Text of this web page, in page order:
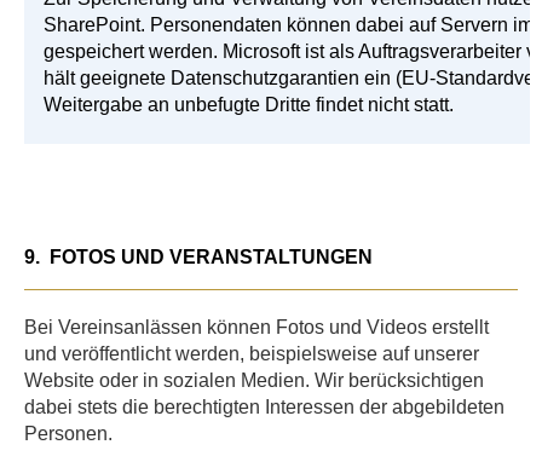
SharePoint. Personendaten können dabei auf Servern im
gespeichert werden. Microsoft ist als Auftragsverarbeiter
hält geeignete Datenschutzgarantien ein (EU-
Weitergabe an unbefugte Dritte findet nicht statt.
9. FOTOS UND VERANSTALTUNGEN
Bei Vereinsanlässen können Fotos und Videos erstellt
und veröffentlicht werden, beispielsweise auf unserer
Website oder in sozialen Medien. Wir berücksichtigen
dabei stets die berechtigten Interessen der abgebildeten
Personen.